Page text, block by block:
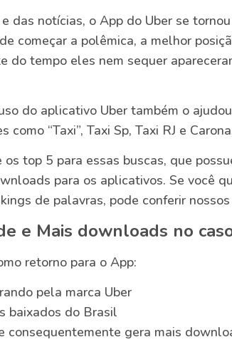
das notícias, o App do Uber se
começar a polêmica, a melhor
do tempo eles nem sequer
do aplicativo Uber também o
“Taxi”, Taxi Sp, Taxi RJ e
os top 5 para essas buscas, que
para os aplicativos. Se você
de palavras, pode conferir
e Mais downloads no
retorno para o App:
pela marca Uber
baixados do Brasil
consequentemente gera mais